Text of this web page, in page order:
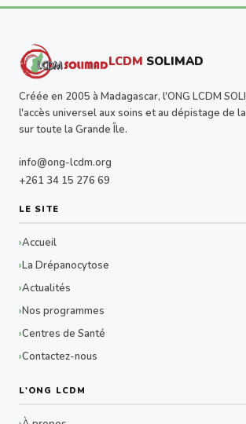
LCDM SOLIMAD
Créée en 2005 à Madagascar, l'ONG LCDM
l'accès universel aux soins et au dépistage de
sur toute la Grande Île.
info@ong-lcdm.org
+261 34 15 276 69
LE SITE
Accueil
La Drépanocytose
Actualités
Nos programmes
Centres de Santé
Contactez-nous
L'ONG LCDM